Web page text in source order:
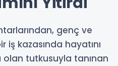
genç ve
iş kazasında hayatını
tutkusuyla tanınan